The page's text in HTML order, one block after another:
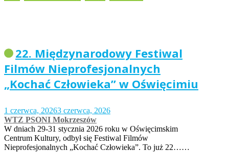
22. Międzynarodowy Festiwal
Filmów Nieprofesjonalnych
„Kochać Człowieka” w Oświęcimiu
1 czerwca, 20263 czerwca, 2026
WTZ PSONI Mokrzeszów
W dniach 29-31 stycznia 2026 roku w Oświęcimskim
Centrum Kultury, odbył się Festiwal Filmów
Nieprofesjonalnych „Kochać Człowieka”. To już 22……